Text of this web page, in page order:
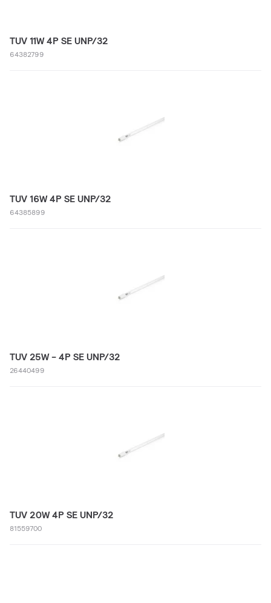
TUV 11W 4P SE UNP/32
64382799
TUV 16W 4P SE UNP/32
64385899
TUV 25W - 4P SE UNP/32
26440499
TUV 20W 4P SE UNP/32
81559700